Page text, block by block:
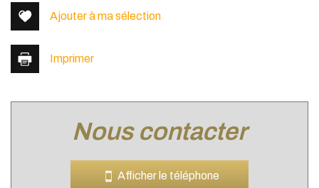
Leaflet |©JawgMaps|© OpenStreetMap
Ajouter à ma sélection
Imprimer
nous contacter
Afficher le téléphone